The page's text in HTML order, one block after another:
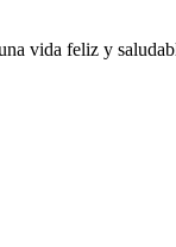
vida feliz y